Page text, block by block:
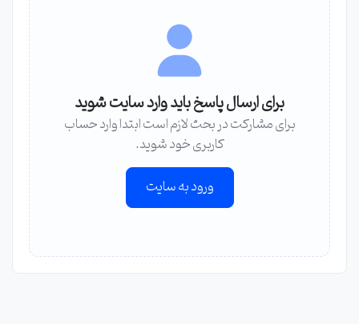
برای ارسال پاسخ باید وارد سایت شوید
برای مشارکت در بحث لازم است ابتدا وارد حساب
کاربری خود شوید.
ورود به سایت